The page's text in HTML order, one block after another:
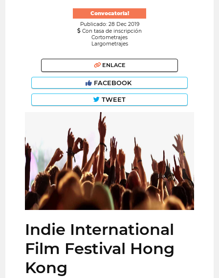
Convocatoria!
Publicado: 28 Dec 2019
Con tasa de inscripción
Cortometrajes
Largometrajes
ENLACE
FACEBOOK
TWEET
Indie International
Film Festival Hong
Kong